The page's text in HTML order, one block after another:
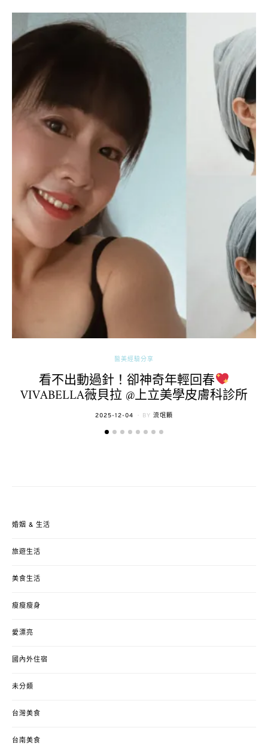
醫美經驗分享
看不出動過針！卻神奇年輕回春
VIVABELLA薇貝拉 @上立美學皮膚科診所
POSTED
2025-12-04 BY 流氓顆
婚姻 & 生活
旅遊生活
美食生活
瘦瘦瘦身
愛漂亮
國內外住宿
未分類
台灣美食
台南美食